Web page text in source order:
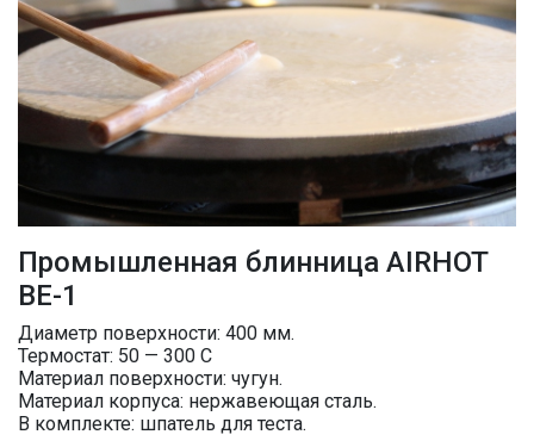
Промышленная блинница AIRHOT
BE-1
Диаметр поверхности: 400 мм.
Термостат: 50 — 300 С
Материал поверхности: чугун.
Материал корпуса: нержавеющая сталь.
В комплекте: шпатель для теста.